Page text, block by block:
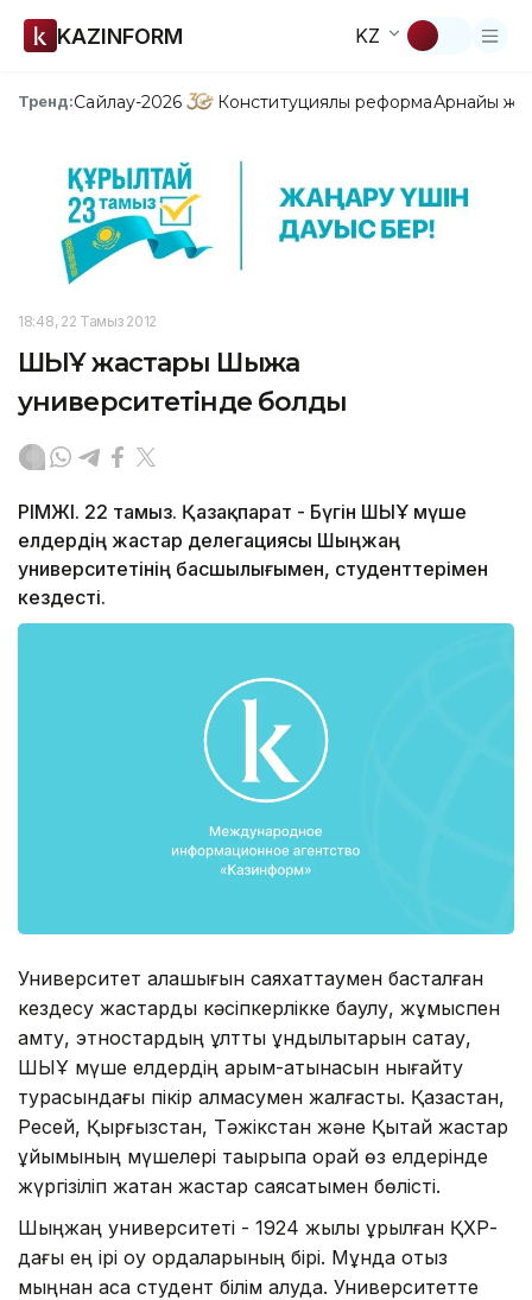
KAZINFORM KZ
Тренд:Сайлау-2026 Конституциялық реформаАрнайы
18:48, 22 Тамыз 2012
ШЫҰ жастары Шыңжаң
университетінде болды
ҮРІМЖІ. 22 тамыз. Қазақпарат - Бүгін ШЫҰ мүше
елдердің жастар делегациясы Шыңжаң
университетінің басшылығымен, студенттерімен
кездесті.
Университет қалашығын саяхаттаумен басталған
кездесу жастарды кәсіпкерлікке баулу, жұмыспен
қамту, этностардың ұлттық құндылықтарын сақтау,
ШЫҰ мүше елдердің қарым-қатынасын нығайту
турасындағы пікір алмасумен жалғасты. Қазақстан,
Ресей, Қырғызстан, Тәжікстан және Қытай жастар
ұйымының мүшелері тақырыпқа орай өз елдерінде
жүргізіліп жатқан жастар саясатымен бөлісті.
Шыңжаң университеті - 1924 жылы құрылған ҚХР-
дағы ең ірі оқу ордаларының бірі. Мұнда отыз
мыңнан аса студент білім алуда. Университетте